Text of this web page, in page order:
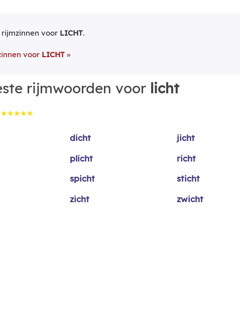
rijmzinnen voor LICHT.
voor LICHT
rijmwoorden voor licht
★★★★★
dicht
jicht
plicht
richt
spicht
sticht
zicht zwicht